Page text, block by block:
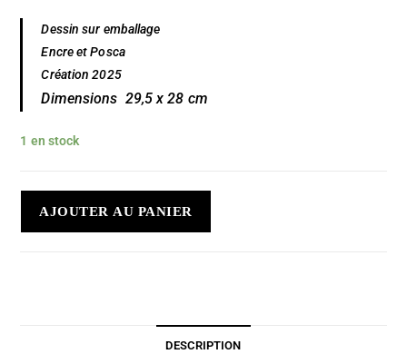
Dessin sur emballage
Encre et Posca
Création 2025
Dimensions 29,5 x 28 cm
1 en stock
AJOUTER AU PANIER
DESCRIPTION